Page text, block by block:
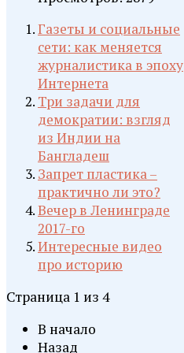
Газеты и социальные
сети: как меняется
журналистика в эпоху
Интернета
Три задачи для
демократии: взгляд
из Индии на
Бангладеш
Запрет пластика –
практично ли это?
Вечер в Ленинграде
2017-го
Интересные видео
про историю
Страница 1 из 4
В начало
Назад